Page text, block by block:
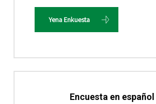
Yena Enkuesta
Encuesta en español